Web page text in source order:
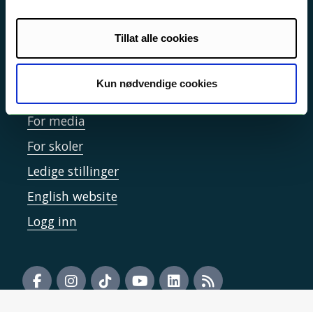
Tillat alle cookies
Kun nødvendige cookies
Tilgjengelighetserklæring
For media
For skoler
Ledige stillinger
English website
Logg inn